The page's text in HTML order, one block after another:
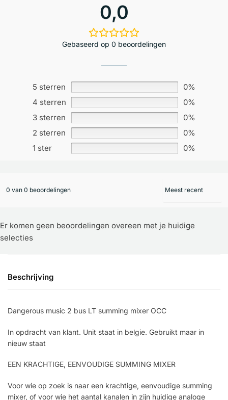
0,0
Gebaseerd op 0 beoordelingen
5 sterren
0%
4 sterren
0%
3 sterren
0%
2 sterren
0%
1 ster
0%
0 van 0 beoordelingen
Er komen geen beoordelingen overeen met je huidige
selecties
Beschrijving
Dangerous music 2 bus LT summing mixer OCC
In opdracht van klant. Unit staat in belgie. Gebruikt maar in
nieuw staat
EEN KRACHTIGE, EENVOUDIGE SUMMING MIXER
Voor wie op zoek is naar een krachtige, eenvoudige summing
mixer, of voor wie het aantal kanalen in zijn huidige analoge